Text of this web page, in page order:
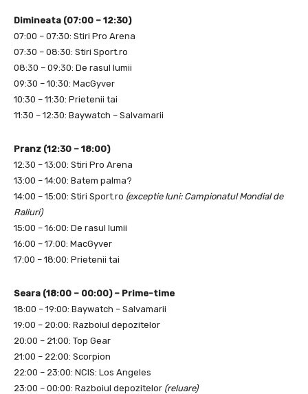
Dimineata (07:00 – 12:30)
07:00 – 07:30: Stiri Pro Arena
07:30 – 08:30: Stiri Sport.ro
08:30 – 09:30: De rasul lumii
09:30 – 10:30: MacGyver
10:30 – 11:30: Prietenii tai
11:30 – 12:30: Baywatch – Salvamarii
Pranz (12:30 – 18:00)
12:30 – 13:00: Stiri Pro Arena
13:00 – 14:00: Batem palma?
14:00 – 15:00: Stiri Sport.ro (exceptie luni: Campionatul Mondial de
Raliuri)
15:00 – 16:00: De rasul lumii
16:00 – 17:00: MacGyver
17:00 – 18:00: Prietenii tai
Seara (18:00 – 00:00) – Prime-time
18:00 – 19:00: Baywatch – Salvamarii
19:00 – 20:00: Razboiul depozitelor
20:00 – 21:00: Top Gear
21:00 – 22:00: Scorpion
22:00 – 23:00: NCIS: Los Angeles
23:00 – 00:00: Razboiul depozitelor (reluare)